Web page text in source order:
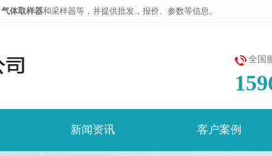
气体取样器和采样器等，并提供批发，报价、参数等信息。
全国
新闻资讯 客户案例